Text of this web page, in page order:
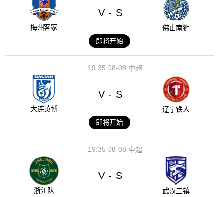
梅州客家
V - S
佛山南狮
即将开始
08-08
19:35 中超
大连英博
V - S
辽宁铁人
即将开始
08-08
19:35 中超
浙江队
V - S
武汉三镇